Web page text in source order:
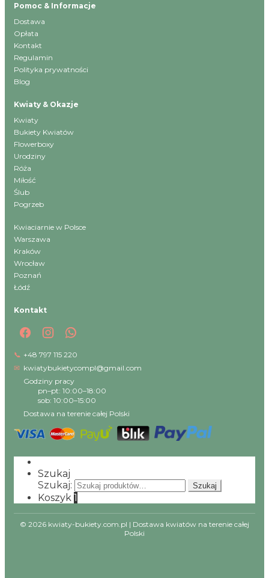
Pomoc & Informacje
Dostawa
Opłata
Kontakt
Regulamin
Polityka prywatności
Blog
Kwiaty & Okazje
Kwiaty
Bukiety Kwiatów
Flowerboxy
Urodziny
Róża
Miłość
Ślub
Pogrzeb
Kwiaciarnie w Polsce
Warszawa
Kraków
Wrocław
Poznań
Łódź
Kontakt
📞 +48 797 115 220
✉ kwiatybukietycompl@gmail.com
Godziny pracy
pn–pt: 10:00–18:00
sob: 10:00–15:00
Dostawa na terenie całej Polski
Szukaj
Szukaj:
Szukaj
Koszyk 1
© 2026 kwiaty-bukiety.com.pl | Dostawa kwiatów na terenie całej
Polski